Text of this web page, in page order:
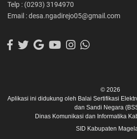
Telp : (0293) 3194970
Email : desa.ngadirejo05@gmail.com
© 2026
Aplikasi ini didukung oleh Balai Sertifikasi
dan Sandi Negara
Dinas Komunikasi dan Informatika
SID Kabupaten